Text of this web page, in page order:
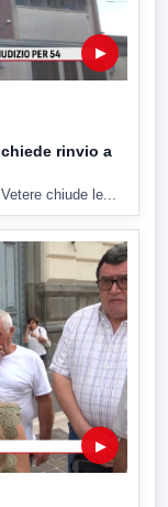
▶
rinvio a
chiude le...
▶